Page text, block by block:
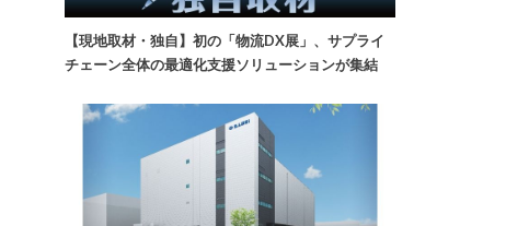
【現地取材・独自】初の「物流DX展」、サプライ
チェーン全体の最適化支援ソリューションが集結